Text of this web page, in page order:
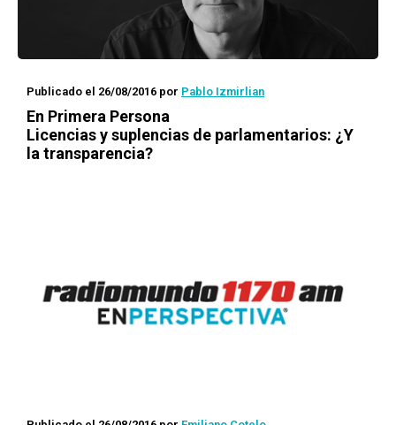
Publicado el 26/08/2016 por Pablo Izmirlian
En Primera Persona
Licencias y suplencias de parlamentarios: ¿Y
la transparencia?